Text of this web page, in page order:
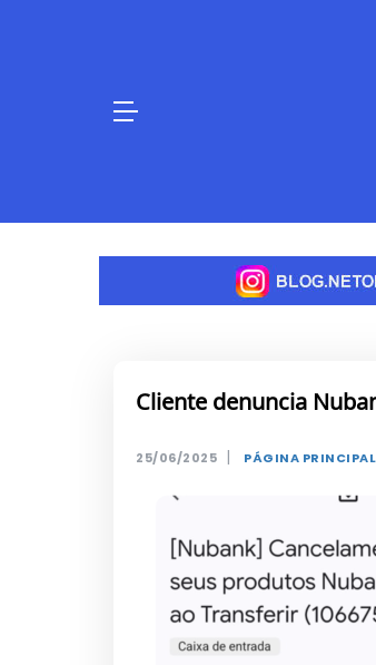
Cliente denuncia
25/06/2025 | PÁGINA PRINCIPAL